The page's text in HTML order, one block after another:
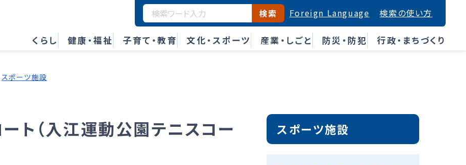
くらし 健康・福祉 子育て・教育 文化・スポーツ 産業・しごと 防災・防犯 行政・まちづくり
検索 Foreign Language 検索の使い方
スポーツ施設
ト（入江運動公園テニスコー
スポーツ施設